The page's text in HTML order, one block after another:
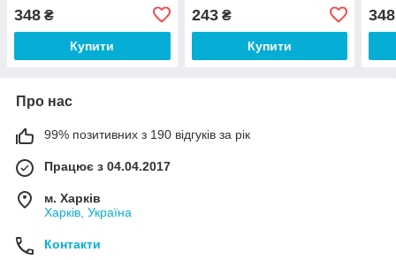
348 ₴
Купити
243₴
Купити
348
Про нас
99% позитивних з 190 відгуків за рік
Працює з 04.04.2017
м. Харків
Харків, Україна
Контакти